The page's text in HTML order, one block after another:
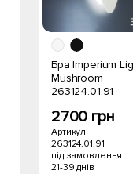
Бра Imperium
Mushroom
263124.01.91
2700 грн
Артикул
263124.01.91
під замовлення
21-39 днів